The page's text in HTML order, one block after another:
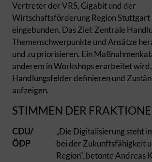
Vertreter der VRS, Gigabit und der
Wirtschaftsförderung Region Stuttgart
eingebunden. Das Ziel: Zentrale
Themenschwerpunkte und Ansätze
und zu priorisieren. Ein
anderem in Workshops erarbeitet
Handlungsfelder definieren und
aufzeigen.
STIMMEN DER
CDU/
ÖDP
„Die Digitalisierung steht
bei der Zukunftsfähigkeit
Region“, betonte Andreas